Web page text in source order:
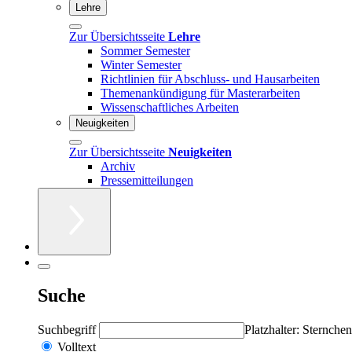
Lehre
Zur Übersichtsseite Lehre
Sommer Semester
Winter Semester
Richtlinien für Abschluss- und Hausarbeiten
Themenankündigung für Masterarbeiten
Wissenschaftliches Arbeiten
Neuigkeiten
Zur Übersichtsseite Neuigkeiten
Archiv
Pressemitteilungen
Suche
Suchbegriff
Platzhalter:
Volltext